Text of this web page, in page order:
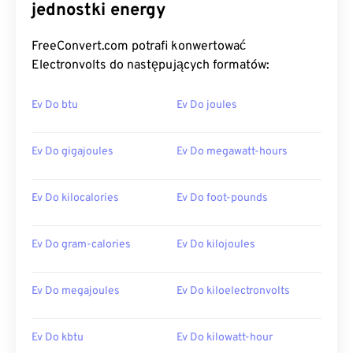
jednostki energy
FreeConvert.com potrafi konwertować
Electronvolts do następujących formatów:
Ev Do btu Ev Do joules
Ev Do gigajoules Ev Do megawatt-hours
Ev Do kilocalories Ev Do foot-pounds
Ev Do gram-calories Ev Do kilojoules
Ev Do megajoules Ev Do kiloelectronvolts
Ev Do kbtu Ev Do kilowatt-hour